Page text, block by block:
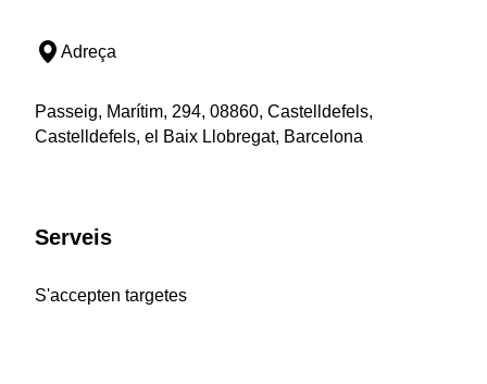
Adreça
Passeig, Marítim, 294, 08860, Castelldefels,
Castelldefels, el Baix Llobregat, Barcelona
Serveis
S'accepten targetes